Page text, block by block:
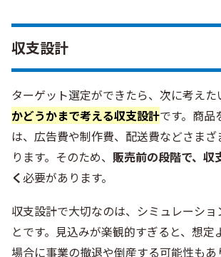
収支設計
ターゲット選定ができたら、次に考えた
かどうかまで考える収支設計です。商品
は、広告費や制作費、配送費などさま
ります。そのため、 販売前の段階で、収
く必要があります。
収支設計で大切なのは、シミュレーショ
とです。見込みが楽観的すぎると、想定
場合に事業の撤退や倒産する可能性もあ